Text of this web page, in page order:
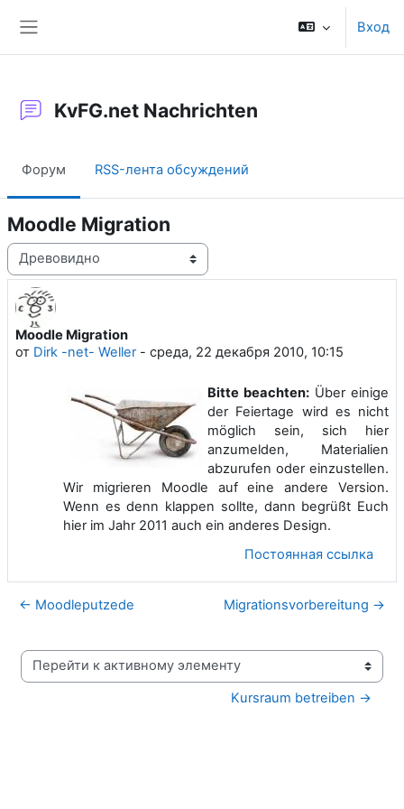
Вход
KvFG.net Nachrichten
Форум RSS-лента обсуждений
Moodle Migration
Режим отображения
Moodle Migration
от Dirk -net- Weller- среда, 22 декабря 2010, 10:15
Количество ответов: 0
Bitte beachten: Über einige
der Feiertage wird es nicht
möglich sein, sich hier
anzumelden, Materialien
abzurufen oder einzustellen.
Wir migrieren Moodle auf eine andere Version.
Wenn es denn klappen sollte, dann begrüßt Euch
hier im Jahr 2011 auch ein anderes Design.
Постоянная ссылка
← Moodleputzede Migrationsvorbereitung →
Перейти к активному элементу
Kursraum betreiben →